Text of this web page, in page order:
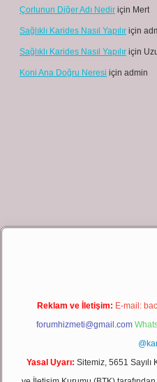
Çorlunun Diğer Adı Nedir için Mert
Sağlıklı Karides Nasıl Yapılır için
Sağlıklı Karides Nasıl Yapılır için
Koni Ana Doğru Neresi için admin
Reklam ve İletişim: E-mail:
forumhizmeti@gmail.com
Yasal Uyarı: Sitemiz, 5651